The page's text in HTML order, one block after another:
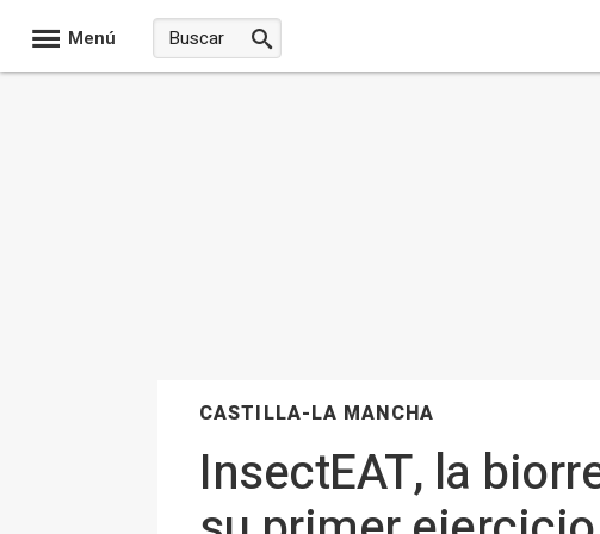
Menú
CASTILLA-LA MANCHA
InsectEAT, la